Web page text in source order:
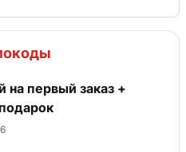
на первый заказ +